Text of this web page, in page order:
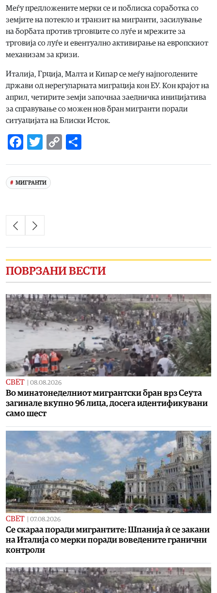
Меѓу предложените мерки се и поблиска соработка со
земјите на потекло и транзит на мигранти, засилување
на борбата против трговците со луѓе и мрежите за
трговија со луѓе и евентуално активирање на европскиот
механизам за кризи.
Италија, Грција, Малта и Кипар се меѓу најпогодените
држави од нерегуларната миграција кон ЕУ. Кон крајот на
април, четирите земји започнаа заедничка иницијатива
за справување со можен нов бран мигранти поради
ситуацијата на Блиски Исток.
Facebook
Twitter
Copy
МИГРАНТИ
ПОВРЗАНИ ВЕСТИ
СВЕТ 08.08.2026
Во минатонеделниот мигрантски бран врз Сеута
загинале вкупно 96 лица, досега идентификувани
само шест
СВЕТ 07.08.2026
Се скараа поради мигрантите: Шпанија ѝ се закани
на Италија со мерки поради воведените гранични
контроли